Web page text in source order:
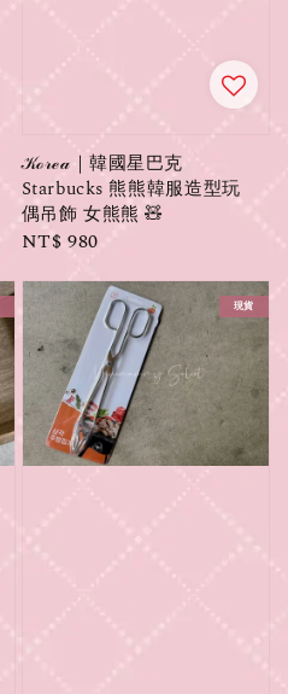
𝒦ℴ𝓇ℯ𝒶｜韓國星巴克
Starbucks 熊熊韓服造型玩
偶吊飾 女熊熊 🧸
Regular
NT$ 980
現貨